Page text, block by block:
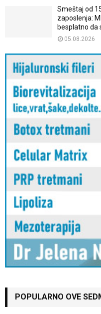
Smeštaj od
zaposlenja:
besplatno da
05.08.2026
POPULARNO OVE